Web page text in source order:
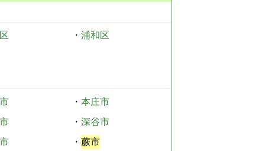
・ 浦和区
・ 本庄市
・ 深谷市
・ 蕨市